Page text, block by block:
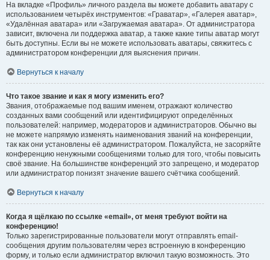
На вкладке «Профиль» личного раздела вы можете добавить аватару с
использованием четырёх инструментов: «Граватар», «Галерея аватар»,
«Удалённая аватара» или «Загружаемая аватара». От администратора
зависит, включена ли поддержка аватар, а также какие типы аватар могут
быть доступны. Если вы не можете использовать аватары, свяжитесь с
администратором конференции для выяснения причин.
Вернуться к началу
Что такое звание и как я могу изменить его?
Звания, отображаемые под вашим именем, отражают количество
созданных вами сообщений или идентифицируют определённых
пользователей: например, модераторов и администраторов. Обычно вы
не можете напрямую изменять наименования званий на конференции,
так как они установлены её администратором. Пожалуйста, не засоряйте
конференцию ненужными сообщениями только для того, чтобы повысить
своё звание. На большинстве конференций это запрещено, и модератор
или администратор понизят значение вашего счётчика сообщений.
Вернуться к началу
Когда я щёлкаю по ссылке «email», от меня требуют войти на
конференцию!
Только зарегистрированные пользователи могут отправлять email-
сообщения другим пользователям через встроенную в конференцию
форму, и только если администратор включил такую возможность. Это